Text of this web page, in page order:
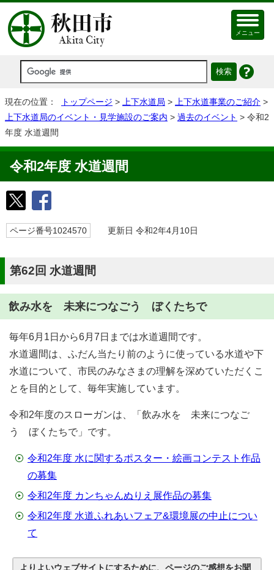
メニュー
現在の位置： トップページ > 上下水道局 > 上下水道事業のご紹介 >
上下水道局のイベント・見学施設のご案内 > 過去のイベント > 令和2
年度 水道週間
令和2年度 水道週間
ページ番号1024570 更新日 令和2年4月10日
第62回 水道週間
飲み水を 未来につなごう ぼくたちで
毎年6月1日から6月7日までは水道週間です。
水道週間は、ふだん当たり前のように使っている水道や下
水道について、市民のみなさまの理解を深めていただくこ
とを目的として、毎年実施しています。
令和2年度のスローガンは、「飲み水を 未来につなご
う ぼくたちで」です。
令和2年度 水に関するポスター・絵画コンテスト作品
の募集
令和2年度 カンちゃんぬりえ展作品の募集
令和2年度 水道ふれあいフェア&環境展の中止につい
て
よりよいウェブサイトにするために、ページのご感想をお聞